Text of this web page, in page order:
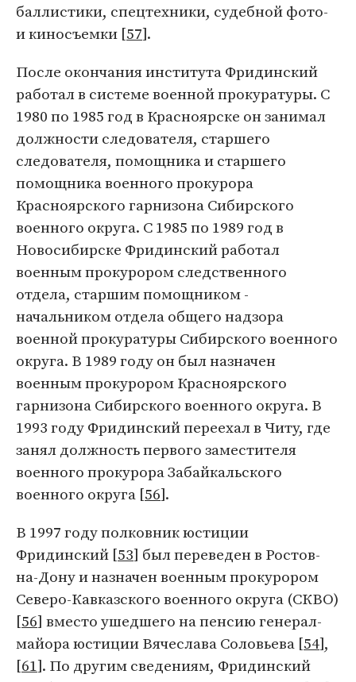
баллистики, спецтехники, судебной фото-
и киносъемки [57].
После окончания института Фридинский
работал в системе военной прокуратуры. С
1980 по 1985 год в Красноярске он занимал
должности следователя, старшего
следователя, помощника и старшего
помощника военного прокурора
Красноярского гарнизона Сибирского
военного округа. С 1985 по 1989 год в
Новосибирске Фридинский работал
военным прокурором следственного
отдела, старшим помощником -
начальником отдела общего надзора
военной прокуратуры Сибирского военного
округа. В 1989 году он был назначен
военным прокурором Красноярского
гарнизона Сибирского военного округа. В
1993 году Фридинский переехал в Читу, где
занял должность первого заместителя
военного прокурора Забайкальского
военного округа [56].
В 1997 году полковник юстиции
Фридинский [53] был переведен в Ростов-
на-Дону и назначен военным прокурором
Северо-Кавказского военного округа (СКВО)
[56] вместо ушедшего на пенсию генерал-
майора юстиции Вячеслава Соловьева [54],
[61]. По другим сведениям, Фридинский